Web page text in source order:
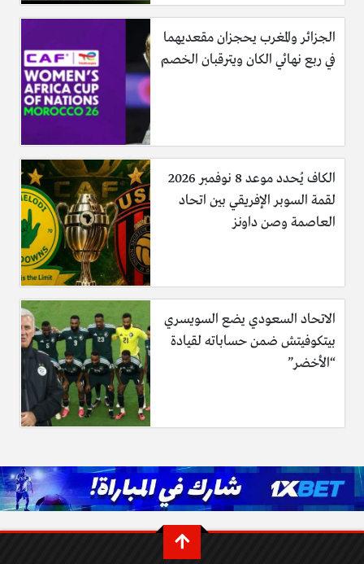
الجزائر والمغرب يحجزان مقعديهما
في ربع نهائي الكان ويترقبان الخصم
الكاف يُحدد موعد 8 نوفمبر 2026
لقمة السوبر الإفريقي بين اتحاد
العاصمة وصن داونز
الاتحاد السعودي يضع السويسري
بيتكوفيتش ضمن حساباته لقيادة
“الأخضر”